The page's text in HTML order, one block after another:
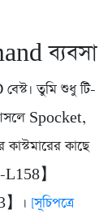
ব্যবসা
তুমি শুধু টি-
Spocket,
কাছে
】
】। [সূচিপত্রে